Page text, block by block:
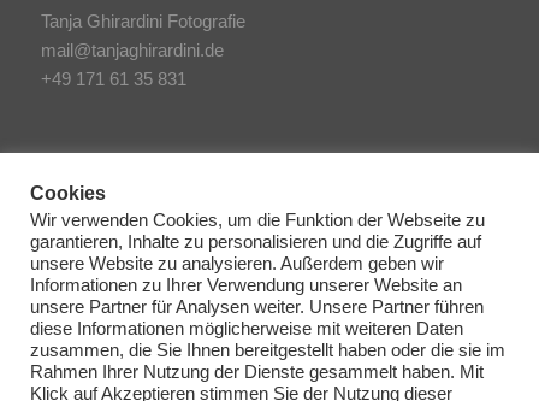
Tanja Ghirardini Fotografie
mail@tanjaghirardini.de
+49 171 61 35 831
SONSTIGES
AGB/Impressum
Haftungsausschluss
Datenschutzerklärung
Cookies
Wir verwenden Cookies, um die Funktion der Webseite zu
garantieren, Inhalte zu personalisieren und die Zugriffe auf
unsere Website zu analysieren. Außerdem geben wir
Informationen zu Ihrer Verwendung unserer Website an
unsere Partner für Analysen weiter. Unsere Partner führen
diese Informationen möglicherweise mit weiteren Daten
zusammen, die Sie Ihnen bereitgestellt haben oder die sie im
Rahmen Ihrer Nutzung der Dienste gesammelt haben. Mit
Klick auf Akzeptieren stimmen Sie der Nutzung dieser